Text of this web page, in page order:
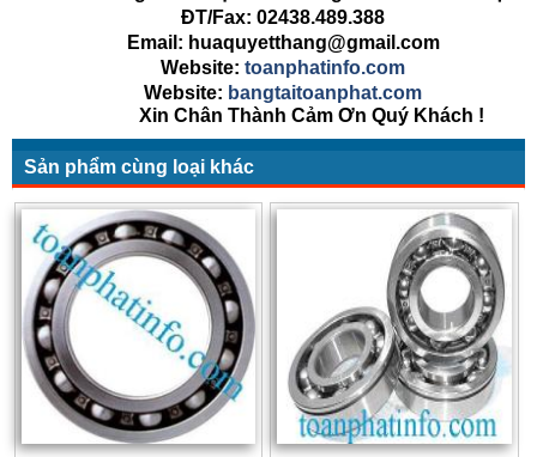
ĐT/Fax: 02438.489.388
Email: huaquyetthang@gmail.com
Website: toanphatinfo.com
Website: bangtaitoanphat.com
Xin Chân Thành Cảm Ơn Quý Khách !
Sản phẩm cùng loại khác